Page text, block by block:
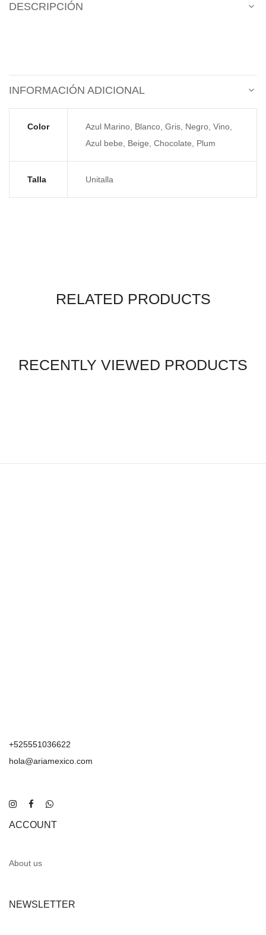
DESCRIPCIÓN
INFORMACIÓN ADICIONAL
Color
Azul Marino, Blanco, Gris, Negro, Vino,
Azul bebe, Beige, Chocolate, Plum
Talla Unitalla
RELATED PRODUCTS
RECENTLY VIEWED PRODUCTS
+525551036622
hola@ariamexico.com
ACCOUNT
About us
NEWSLETTER